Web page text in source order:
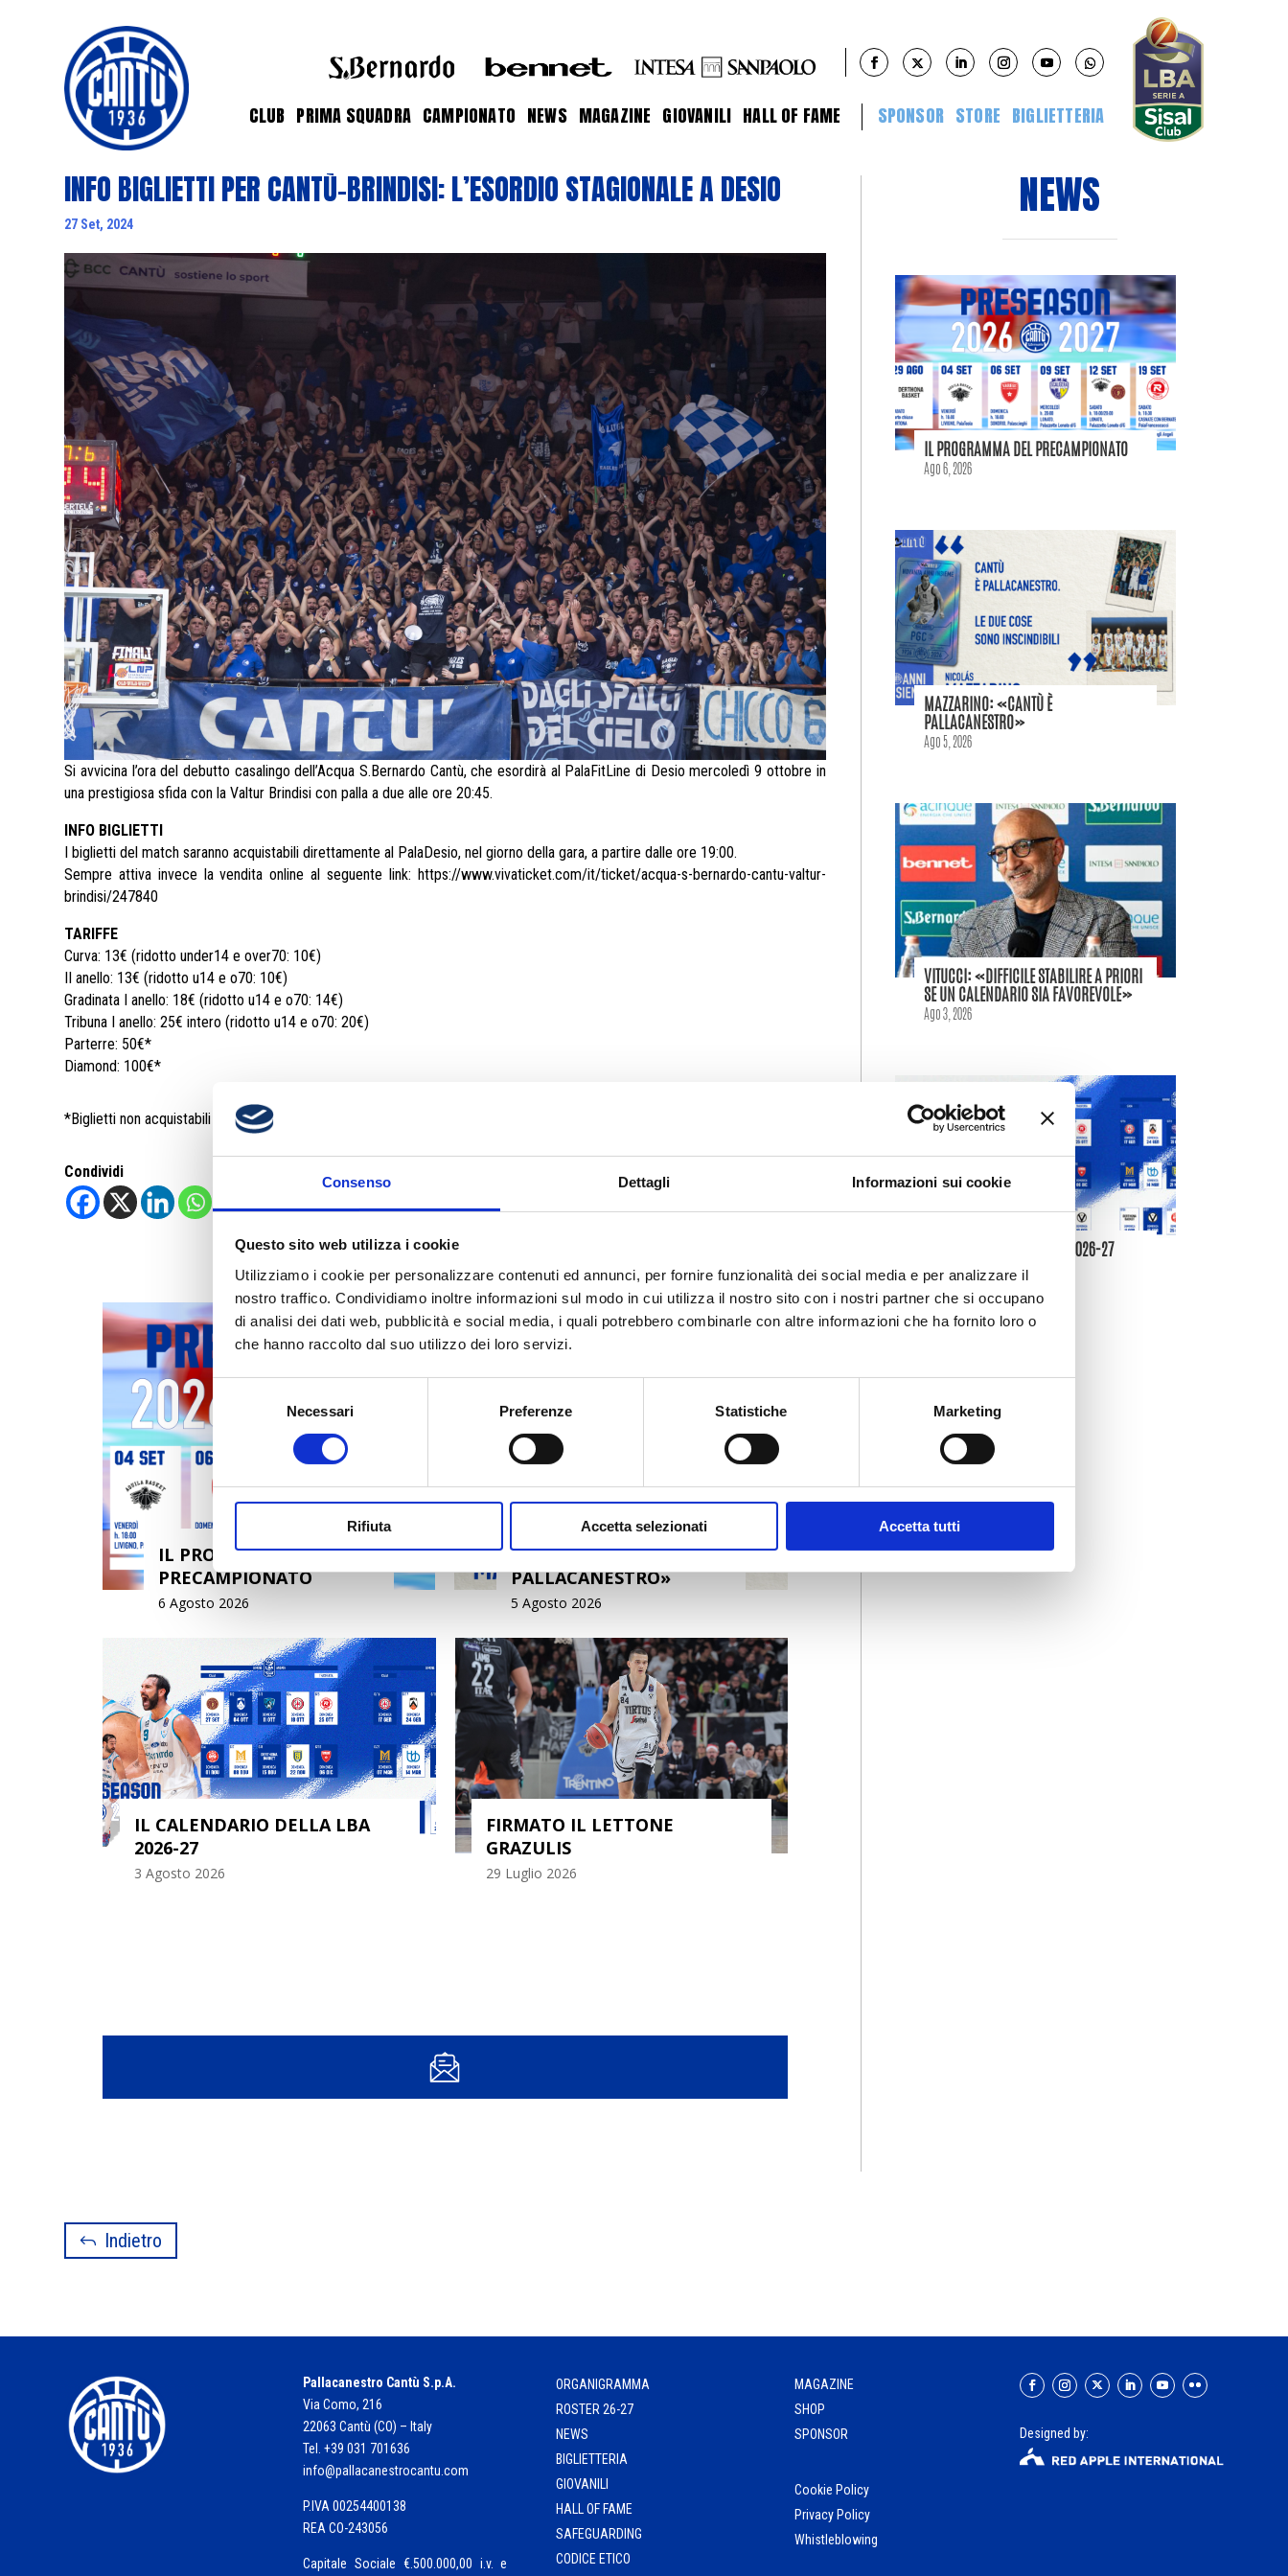
Consenso Dettagli Informazioni sui cookie
Questo sito web utilizza i cookie
Utilizziamo i cookie per personalizzare contenuti ed annunci, per fornire funzionalità dei social media e per analizzare il
nostro traffico. Condividiamo inoltre informazioni sul modo in cui utilizza il nostro sito con i nostri partner che si occupano
di analisi dei dati web, pubblicità e social media, i quali potrebbero combinarle con altre informazioni che ha fornito loro o
che hanno raccolto dal suo utilizzo dei loro servizi.
Necessari Preferenze Statistiche Marketing
Rifiuta Accetta selezionati Accetta tutti
CLUB PRIMA SQUADRA CAMPIONATO NEWS MAGAZINE GIOVANILI HALL OF FAME SPONSOR STORE BIGLIETTERIA
INFO BIGLIETTI PER CANTÙ-BRINDISI: L’ESORDIO STAGIONALE A DESIO
27 Set, 2024
Si avvicina l’ora del debutto casalingo dell’Acqua S.Bernardo Cantù, che esordirà al PalaFitLine di Desio mercoledì 9 ottobre in
una prestigiosa sfida con la Valtur Brindisi con palla a due alle ore 20:45.
INFO BIGLIETTI
I biglietti del match saranno acquistabili direttamente al PalaDesio, nel giorno della gara, a partire dalle ore 19:00.
Sempre attiva invece la vendita online al seguente link: https://www.vivaticket.com/it/ticket/acqua-s-bernardo-cantu-valtur-
brindisi/247840
TARIFFE
Curva: 13€ (ridotto under14 e over70: 10€)
II anello: 13€ (ridotto u14 e o70: 10€)
Gradinata I anello: 18€ (ridotto u14 e o70: 14€)
Tribuna I anello: 25€ intero (ridotto u14 e o70: 20€)
Parterre: 50€*
Diamond: 100€*
*Biglietti non acquistabili online, ma prenotabili scrivendo una mail a
Condividi
IL PROGRAMMA DEL
PRECAMPIONATO
6 Agosto 2026
MAZZARINO: «CANTÙ È
PALLACANESTRO»
5 Agosto 2026
IL CALENDARIO DELLA LBA
2026-27
3 Agosto 2026
FIRMATO IL LETTONE
GRAZULIS
29 Luglio 2026
NEWS
IL PROGRAMMA DEL PRECAMPIONATO
Ago 6, 2026
MAZZARINO: «CANTÙ È
PALLACANESTRO»
Ago 5, 2026
VITUCCI: «DIFFICILE STABILIRE A PRIORI
SE UN CALENDARIO SIA FAVOREVOLE»
Ago 3, 2026
IL CALENDARIO DELLA LBA 2026-27
Ago 3, 2026
Indietro
Pallacanestro Cantù S.p.A.
Via Como, 216
22063 Cantù (CO) – Italy
Tel. +39 031 701636
info@pallacanestrocantu.com
P.IVA 00254400138
REA CO-243056
Capitale Sociale €.500.000,00 i.v. e
ORGANIGRAMMA
ROSTER 26-27
NEWS
BIGLIETTERIA
GIOVANILI
HALL OF FAME
SAFEGUARDING
CODICE ETICO
MAGAZINE
SHOP
SPONSOR
Cookie Policy
Privacy Policy
Whistleblowing
Designed by: